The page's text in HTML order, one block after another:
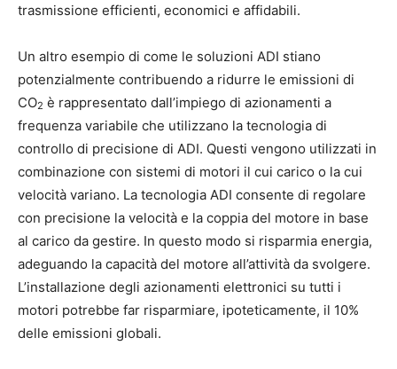
trasmissione efficienti, economici e affidabili.
Un altro esempio di come le soluzioni ADI stiano
potenzialmente contribuendo a ridurre le emissioni di
CO2 è rappresentato dall’impiego di azionamenti a
frequenza variabile che utilizzano la tecnologia di
controllo di precisione di ADI. Questi vengono utilizzati in
combinazione con sistemi di motori il cui carico o la cui
velocità variano. La tecnologia ADI consente di regolare
con precisione la velocità e la coppia del motore in base
al carico da gestire. In questo modo si risparmia energia,
adeguando la capacità del motore all’attività da svolgere.
L’installazione degli azionamenti elettronici su tutti i
motori potrebbe far risparmiare, ipoteticamente, il 10%
delle emissioni globali.